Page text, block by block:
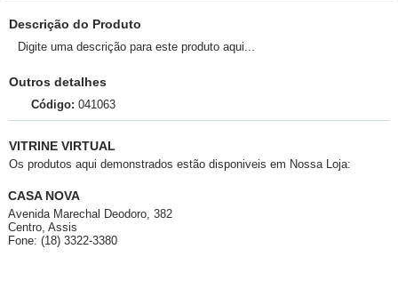
Descrição do Produto
Digite uma descrição para este produto aqui...
Outros detalhes
Código: 041063
VITRINE VIRTUAL
Os produtos aqui demonstrados estão disponiveis em Nossa Loja:
CASA NOVA
Avenida Marechal Deodoro, 382
Centro, Assis
Fone: (18) 3322-3380